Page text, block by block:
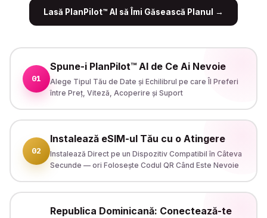
Lasă PlanPilot™ AI să Îmi Găsească Planul →
01
Spune-i PlanPilot™ AI de Ce Ai Nevoie
Alege Tipul Tău de Date și Echilibrul pe care Îl Preferi
între Preț, Viteză, Acoperire și Suport
02
Instalează eSIM-ul Tău cu o Atingere
Instalează Direct pe un Dispozitiv Compatibil în Câteva
Secunde — ori Folosește Codul QR Când Este Nevoie
Republica Dominicană: Conectează-te